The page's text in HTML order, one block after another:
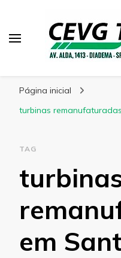
Página inicial
turbinas
TAG
em